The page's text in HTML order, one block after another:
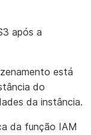
após a
está
do
da instância.
da função IAM